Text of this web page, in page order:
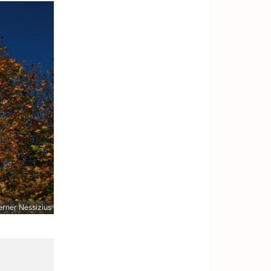
Nessizius